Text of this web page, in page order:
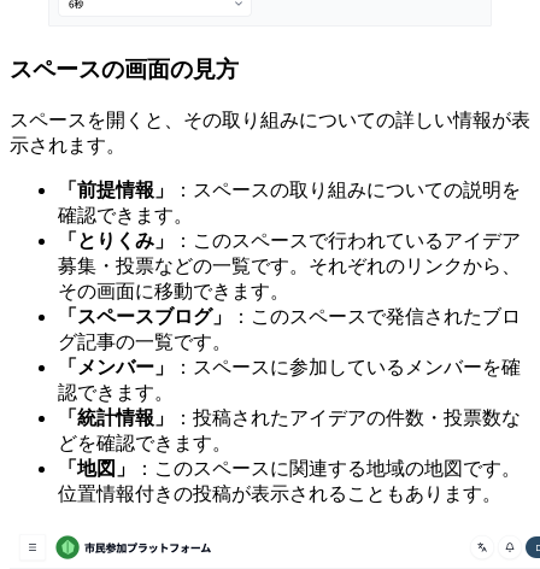
スペースの画面の見方
スペースを開くと、その取り組みについての詳しい情報が表
示されます。
「前提情報」
：スペースの取り組みについての説明を
確認できます。
「とりくみ」
：このスペースで行われているアイデア
募集・投票などの一覧です。それぞれのリンクから、
その画面に移動できます。
「スペースブログ」
：このスペースで発信されたブロ
グ記事の一覧です。
「メンバー」
：スペースに参加しているメンバーを確
認できます。
「統計情報」
：投稿されたアイデアの件数・投票数な
どを確認できます。
「地図」
：このスペースに関連する地域の地図です。
位置情報付きの投稿が表示されることもあります。